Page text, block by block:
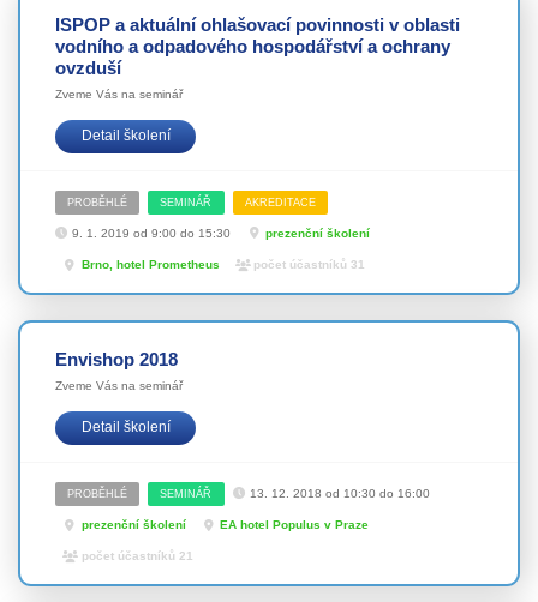
ISPOP a aktuální ohlašovací povinnosti v oblasti
vodního a odpadového hospodářství a ochrany
ovzduší
Zveme Vás na seminář
Detail školení
PROBĚHLÉ SEMINÁŘ AKREDITACE
9. 1. 2019 od 9:00 do 15:30 prezenční školení
Brno, hotel Prometheus počet účastníků 31
Envishop 2018
Zveme Vás na seminář
Detail školení
PROBĚHLÉ SEMINÁŘ 13. 12. 2018 od 10:30 do 16:00
prezenční školení EA hotel Populus v Praze
počet účastníků 21